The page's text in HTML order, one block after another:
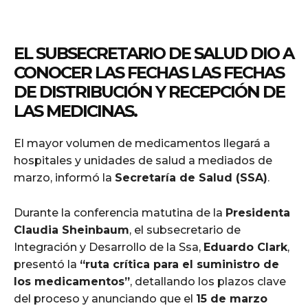
EL SUBSECRETARIO DE SALUD DIO A
CONOCER LAS FECHAS LAS FECHAS
DE DISTRIBUCIÓN Y RECEPCIÓN DE
LAS MEDICINAS.
El mayor volumen de medicamentos llegará a
hospitales y unidades de salud a mediados de
marzo, informó la Secretaría de Salud (SSA).
Durante la conferencia matutina de la Presidenta
Claudia Sheinbaum, el subsecretario de
Integración y Desarrollo de la Ssa, Eduardo Clark,
presentó la “ruta crítica para el suministro de
los medicamentos”, detallando los plazos clave
del proceso y anunciando que el 15 de marzo